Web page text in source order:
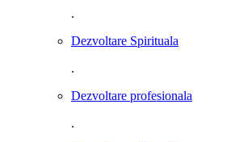
.
Dezvoltare Spirituala
.
Dezvoltare profesionala
.